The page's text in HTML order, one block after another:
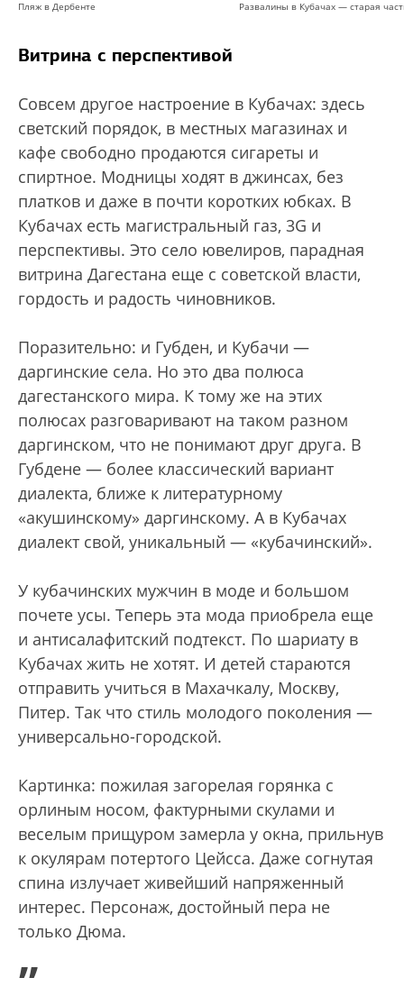
Пляж в Дербенте Развалины в Кубачах — старая
Витрина с перспективой
Совсем другое настроение в Кубачах: здесь
светский порядок, в местных магазинах и
кафе свободно продаются сигареты и
спиртное. Модницы ходят в джинсах, без
платков и даже в почти коротких юбках. В
Кубачах есть магистральный газ, 3G и
перспективы. Это село ювелиров, парадная
витрина Дагестана еще с советской власти,
гордость и радость чиновников.
Поразительно: и Губден, и Кубачи —
даргинские села. Но это два полюса
дагестанского мира. К тому же на этих
полюсах разговаривают на таком разном
даргинском, что не понимают друг друга. В
Губдене — более классический вариант
диалекта, ближе к литературному
«акушинскому» даргинскому. А в Кубачах
диалект свой, уникальный — «кубачинский».
У кубачинских мужчин в моде и большом
почете усы. Теперь эта мода приобрела еще
и антисалафитский подтекст. По шариату в
Кубачах жить не хотят. И детей стараются
отправить учиться в Махачкалу, Москву,
Питер. Так что стиль молодого поколения —
универсально-городской.
Картинка: пожилая загорелая горянка с
орлиным носом, фактурными скулами и
веселым прищуром замерла у окна, прильнув
к окулярам потертого Цейсса. Даже согнутая
спина излучает живейший напряженный
интерес. Персонаж, достойный пера не
только Дюма.
„